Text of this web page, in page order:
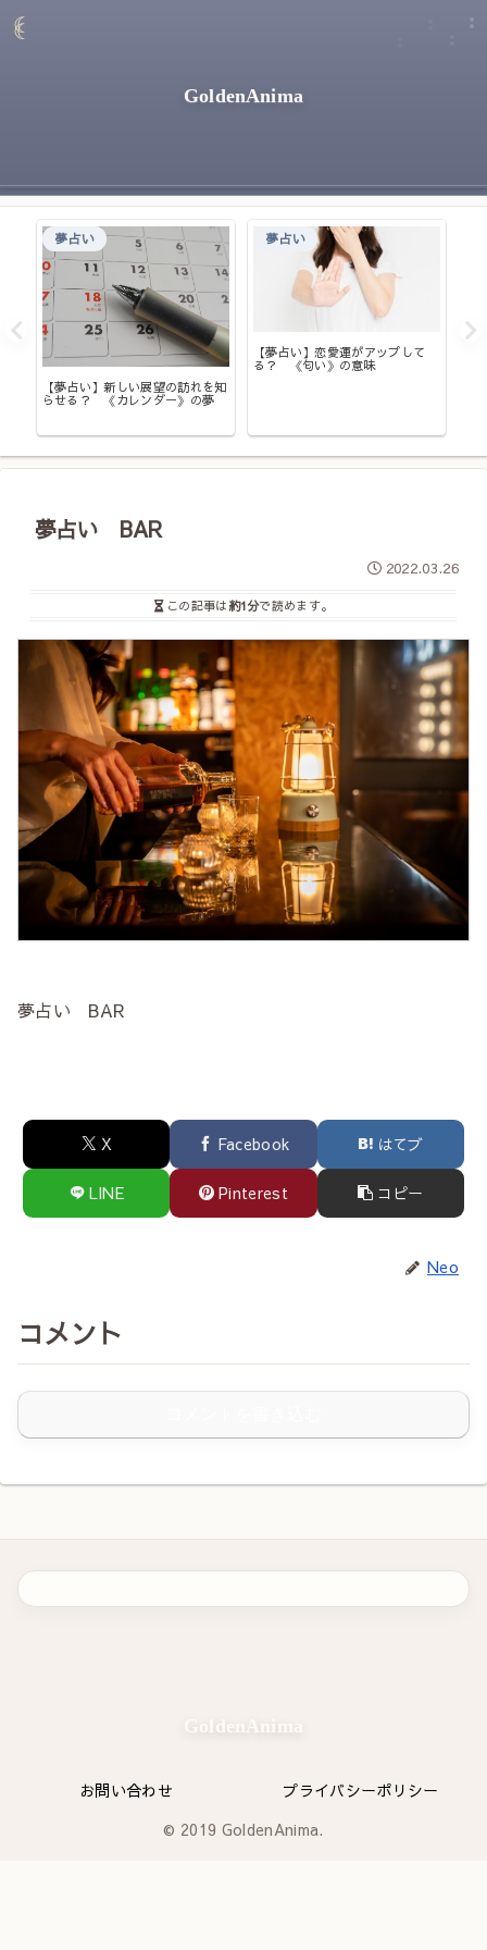
GoldenAnima
夢占い
【夢占い】新しい展望の訪れを知
らせる？ 《カレンダー》の夢
夢占い
【夢占い】恋愛運がアップして
る？ 《匂い》の意味
夢占い BAR
2022.03.26
この記事は約1分で読めます。
夢占い BAR
X Facebook はてブ
LINE Pinterest コピー
Neo
コメント
お問い合わせ
プライバシーポリシー
© 2019 GoldenAnima.